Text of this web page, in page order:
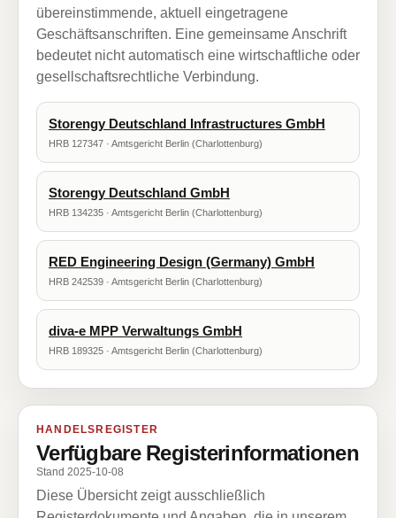
übereinstimmende, aktuell eingetragene
Geschäftsanschriften. Eine gemeinsame Anschrift
bedeutet nicht automatisch eine wirtschaftliche oder
gesellschaftsrechtliche Verbindung.
Storengy Deutschland Infrastructures GmbH
HRB 127347 · Amtsgericht Berlin (Charlottenburg)
Storengy Deutschland GmbH
HRB 134235 · Amtsgericht Berlin (Charlottenburg)
RED Engineering Design (Germany) GmbH
HRB 242539 · Amtsgericht Berlin (Charlottenburg)
diva-e MPP Verwaltungs GmbH
HRB 189325 · Amtsgericht Berlin (Charlottenburg)
HANDELSREGISTER
Verfügbare Registerinformationen
Stand 2025-10-08
Diese Übersicht zeigt ausschließlich